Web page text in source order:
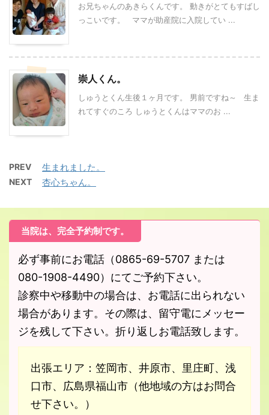
お兄ちゃんのあきらくんです。 動きがとてもすばし
っこいです。 ママが助産院に入院してい ...
崇人くん。
しゅうとくん生後１ヶ月です。 男前ですね～ 生ま
れてすぐのころ しゅうとくんはママのお ...
PREV 生まれました。
NEXT 杏心ちゃん。
当院は、完全予約制です。
必ず事前にお電話（0865-69-5707 または
080-1908-4490）にてご予約下さい。
診察中や移動中の場合は、お電話に出られない
場合があります。その際は、留守電にメッセー
ジを残して下さい。折り返しお電話致します。
出張エリア：笠岡市、井原市、里庄町、浅
口市、広島県福山市（他地域の方はお問合
せ下さい。）